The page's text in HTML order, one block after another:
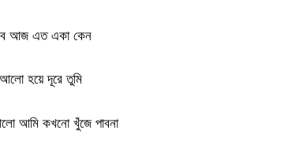
আজ এত একা কেন
আলো হয়ে দূরে তুমি
আমি কখনো খুঁজে পাবনা